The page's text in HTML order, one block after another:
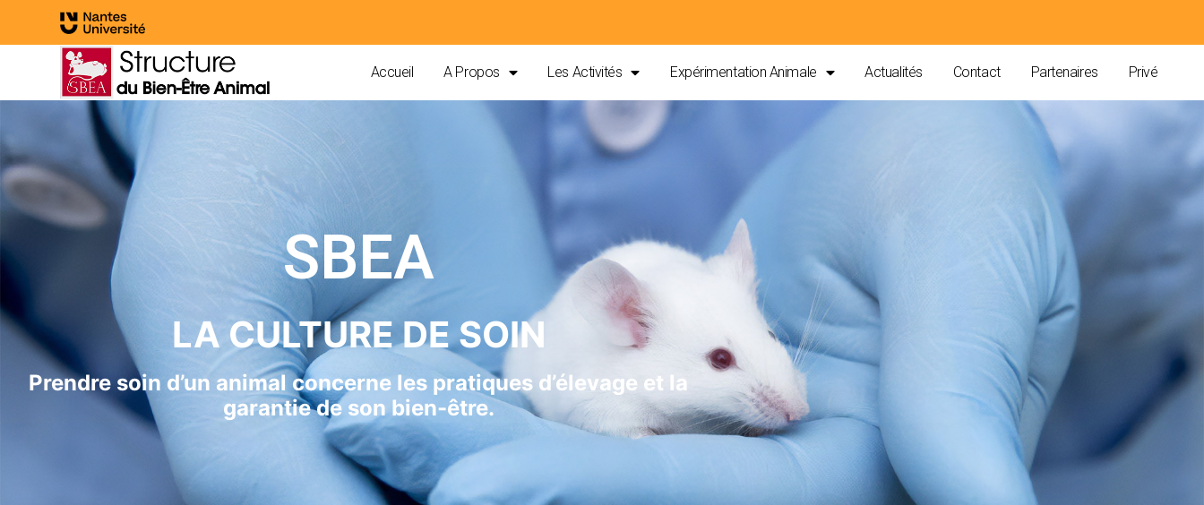
Accueil A Propos Les Activités Expérimentation Animale Actualités Contact Partenaires Privé
SBEA
LA CULTURE DE SOIN
Prendre soin d’un animal concerne les pratiques d’élevage et la
garantie de son bien-être.